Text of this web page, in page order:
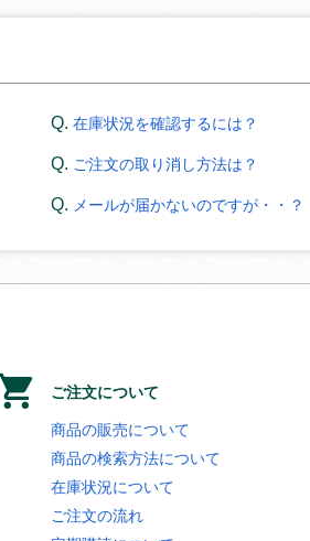
在庫状況を確認するには？
ご注文の取り消し方法は？
メールが届かないのですが・・？
ご注文について
商品の販売について
商品の検索方法について
在庫状況について
ご注文の流れ